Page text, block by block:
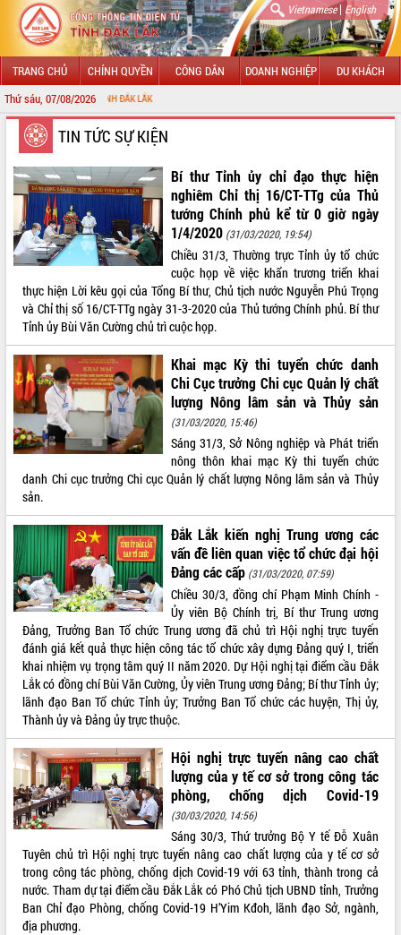
Vietnamese| English
TRANG CHỦ CHÍNH QUYỀN CÔNG DÂN DOANH NGHIỆP DU KHÁCH
Thứ sáu, 07/08/2026
GIỚI THIỆU
LÃNH ĐẠO UBND TỈNH
TIN TỨC SỰ KIỆN
SỞ, BAN, NGÀNH
THÔNG TIN CHỈ ĐẠO ĐIỀU HÀNH
HỆ THỐNG VĂN BẢN
VĂN BẢN HĐND TỈNH
ĐIỂM TIN VĂN BẢN
VIDEO
Không có file video nào để phát.
ALBUM ẢNH
TIN TỨC SỰ KIỆN
Bí thư Tỉnh ủy chỉ đạo thực hiện
nghiêm Chỉ thị 16/CT-TTg của Thủ
tướng Chính phủ kể từ 0 giờ ngày
1/4/2020 (31/03/2020, 19:54)
Chiều 31/3, Thường trực Tỉnh ủy tổ chức
cuộc họp về việc khẩn trương triển khai
thực hiện Lời kêu gọi của Tổng Bí thư, Chủ tịch nước Nguyễn Phú Trọng
và Chỉ thị số 16/CT-TTg ngày 31-3-2020 của Thủ tướng Chính phủ. Bí thư
Tỉnh ủy Bùi Văn Cường chủ trì cuộc họp.
Khai mạc Kỳ thi tuyển chức danh
Chi Cục trưởng Chi cục Quản lý chất
lượng Nông lâm sản và Thủy sản
(31/03/2020, 15:46)
Sáng 31/3, Sở Nông nghiệp và Phát triển
nông thôn khai mạc Kỳ thi tuyển chức
danh Chi cục trưởng Chi cục Quản lý chất lượng Nông lâm sản và Thủy
sản.
Đắk Lắk kiến nghị Trung ương các
vấn đề liên quan việc tổ chức đại hội
Đảng các cấp (31/03/2020, 07:59)
Chiều 30/3, đồng chí Phạm Minh Chính -
Ủy viên Bộ Chính trị, Bí thư Trung ương
Đảng, Trưởng Ban Tổ chức Trung ương đã chủ trì Hội nghị trực tuyến
đánh giá kết quả thực hiện công tác tổ chức xây dựng Đảng quý I, triển
khai nhiệm vụ trọng tâm quý II năm 2020. Dự Hội nghị tại điểm cầu Đắk
Lắk có đồng chí Bùi Văn Cường, Ủy viên Trung ương Đảng; Bí thư Tỉnh ủy;
lãnh đạo Ban Tổ chức Tỉnh ủy; Trưởng Ban Tổ chức các huyện, Thị ủy,
Thành ủy và Đảng ủy trực thuộc.
Hội nghị trực tuyến nâng cao chất
lượng của y tế cơ sở trong công tác
phòng, chống dịch Covid-19
(30/03/2020, 14:56)
Sáng 30/3, Thứ trưởng Bộ Y tế Đỗ Xuân
Tuyên chủ trì Hội nghị trực tuyến nâng cao chất lượng của y tế cơ sở
trong công tác phòng, chống dịch Covid-19 với 63 tỉnh, thành trong cả
nước. Tham dự tại điểm cầu Đắk Lắk có Phó Chủ tịch UBND tỉnh, Trưởng
Ban Chỉ đạo Phòng, chống Covid-19 H’Yim Kđoh, lãnh đạo Sở, ngành,
địa phương.